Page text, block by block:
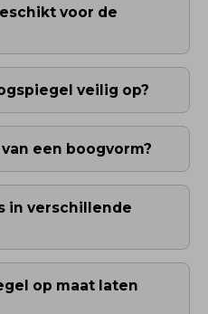
voor de
veilig op?
een boogvorm?
in verschillende
op maat laten